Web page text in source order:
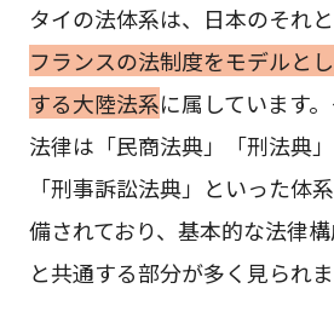
タイの法体系は、日本のそれと
フランスの法制度をモデルと
する大陸法系に属しています
法律は「民商法典」「刑法典
「刑事訴訟法典」といった体
備されており、基本的な法律
と共通する部分が多く見られま